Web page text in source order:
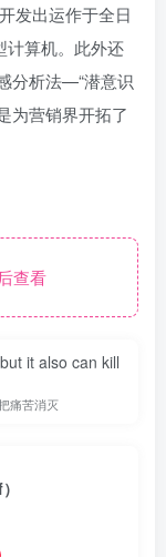
发出运作于全日
计算机。此外还
分析法—“潜意识
为营销界开拓了
查看
it also can kill
痛苦消灭